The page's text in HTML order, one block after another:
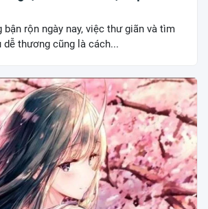
bận rộn ngày nay, việc thư giãn và tìm
dễ thương cũng là cách...